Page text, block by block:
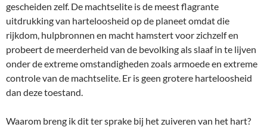
gescheiden zelf. De machtselite is de meest flagrante
uitdrukking van harteloosheid op de planeet omdat die
rijkdom, hulpbronnen en macht hamstert voor zichzelf en
probeert de meerderheid van de bevolking als slaaf in te lijven
onder de extreme omstandigheden zoals armoede en extreme
controle van de machtselite. Er is geen grotere harteloosheid
dan deze toestand.
Waarom breng ik dit ter sprake bij het zuiveren van het hart?